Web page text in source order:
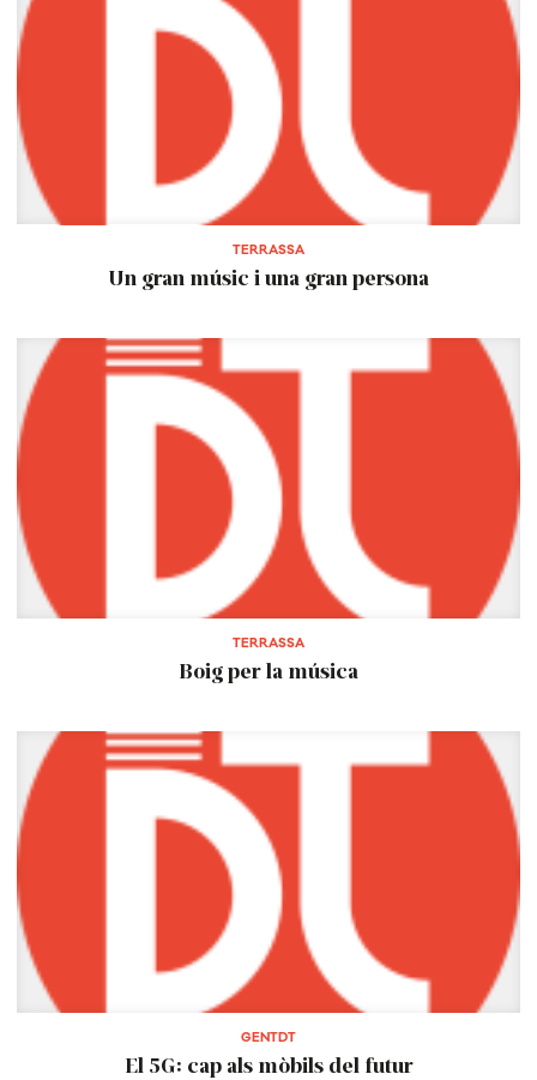
TERRASSA
Un gran músic i una gran persona
TERRASSA
Boig per la música
GENTDT
El 5G: cap als mòbils del futur